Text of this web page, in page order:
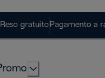
Reso gratuito Pagamento a